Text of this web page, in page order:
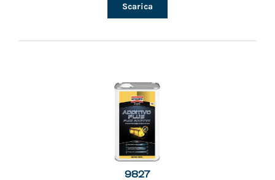
Scarica
9827